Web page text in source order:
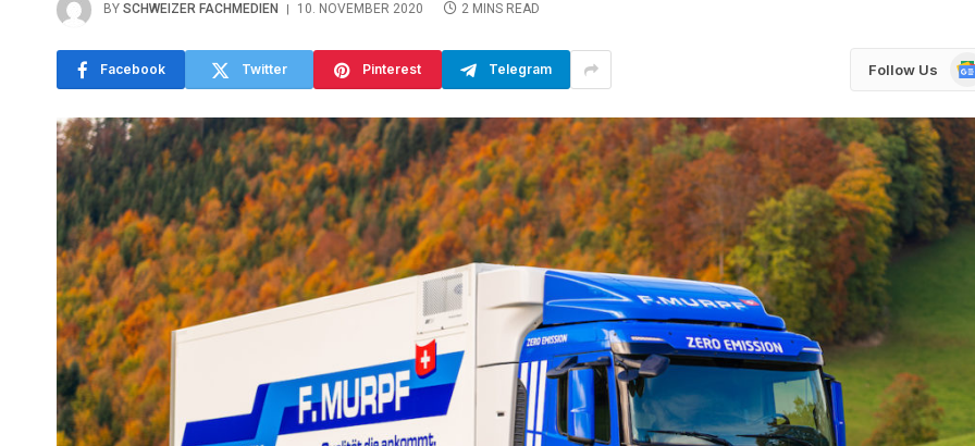
BY SCHWEIZER FACHMEDIEN 10. NOVEMBER 2020 2 MINS READ
Facebook Twitter Pinterest Telegram Follow Us